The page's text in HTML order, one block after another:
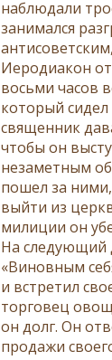
наблюдали
занимался
Иеродиакон
восьми часов
который
священник
чтобы он
незаметным
пошел за
выйти из
милиции он
На следующий
«Виновным
и встретил
торговец
он долг. Он
продажи